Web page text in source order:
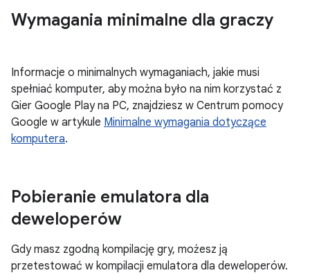
Wymagania minimalne dla graczy
Informacje o minimalnych wymaganiach, jakie musi
spełniać komputer, aby można było na nim korzystać z
Gier Google Play na PC, znajdziesz w Centrum pomocy
Google w artykule Minimalne wymagania dotyczące
komputera.
Pobieranie emulatora dla
deweloperów
Gdy masz zgodną kompilację gry, możesz ją
przetestować w kompilacji emulatora dla deweloperów.